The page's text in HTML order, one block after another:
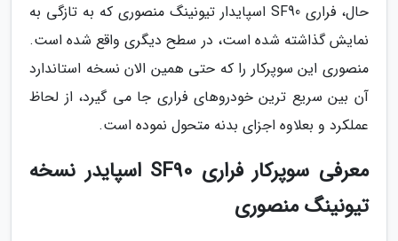
حال، فراری SF90 اسپایدار تیونینگ منصوری که به تازگی به
نمایش گذاشته شده است، در سطح دیگری واقع شده است.
منصوری این سوپرکار را که حتی همین الان نسخه استاندارد
آن بین سریع ترین خودروهای فراری جا می گیرد، از لحاظ
عملکرد و بعلاوه اجزای بدنه متحول نموده است.
معرفی سوپرکار فراری SF90 اسپایدر نسخه
تیونینگ منصوری